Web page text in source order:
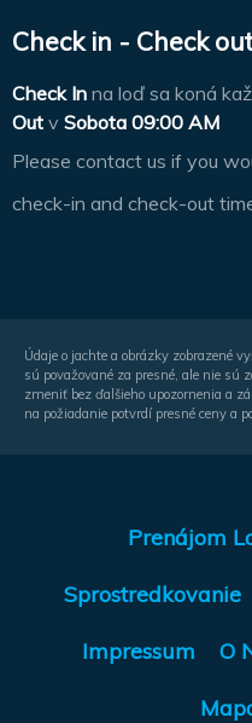
Check in - Check out
Check In na loď sa koná
Out v Sobota 09:00 AM
Please contact us if you
check-in and check-out
Údaje o jachte a obrázky zobrazené
sú považované za presné, ale nie sú
zmeniť bez ďalšieho upozornenia a
na požiadanie potvrdí presné ceny a
Prenájom
Sprostredkovanie
Impressum O